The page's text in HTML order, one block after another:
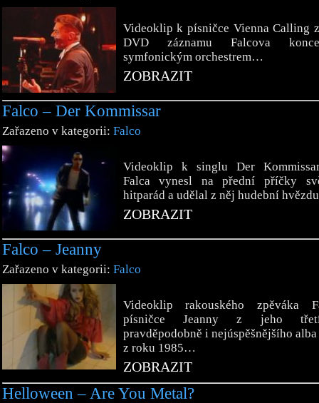
Videoklip k písničce Vienna Calling
DVD záznamu Falcova
symfonickým orchestrem…
ZOBRAZIT
Falco – Der Kommissar
Zařazeno v kategorii: Falco
Videoklip k singlu Der
Falca vynesl na přední příčky
hitparád a udělal z něj hudební
ZOBRAZIT
Falco – Jeanny
Zařazeno v kategorii: Falco
Videoklip rakouského zpěváka
písničce Jeanny z jeho
pravděpodobně i nejúspěšnějšího alba
z roku 1985…
ZOBRAZIT
Helloween – Are You Metal?